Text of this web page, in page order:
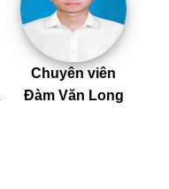
Chuyên viên
Đàm Văn Long